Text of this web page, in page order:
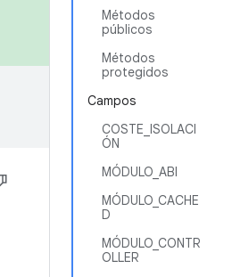
Métodos
públicos
Métodos
protegidos
Campos
COSTE_ISOLACI
ÓN
MÓDULO_ABI
MÓDULO_CACHE
D
MÓDULO_CONTR
OLLER